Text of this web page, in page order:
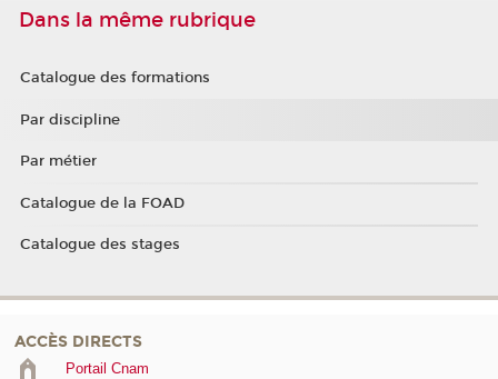
Dans la même rubrique
Catalogue des formations
Par discipline
Par métier
Catalogue de la FOAD
Catalogue des stages
ACCÈS DIRECTS
Portail Cnam